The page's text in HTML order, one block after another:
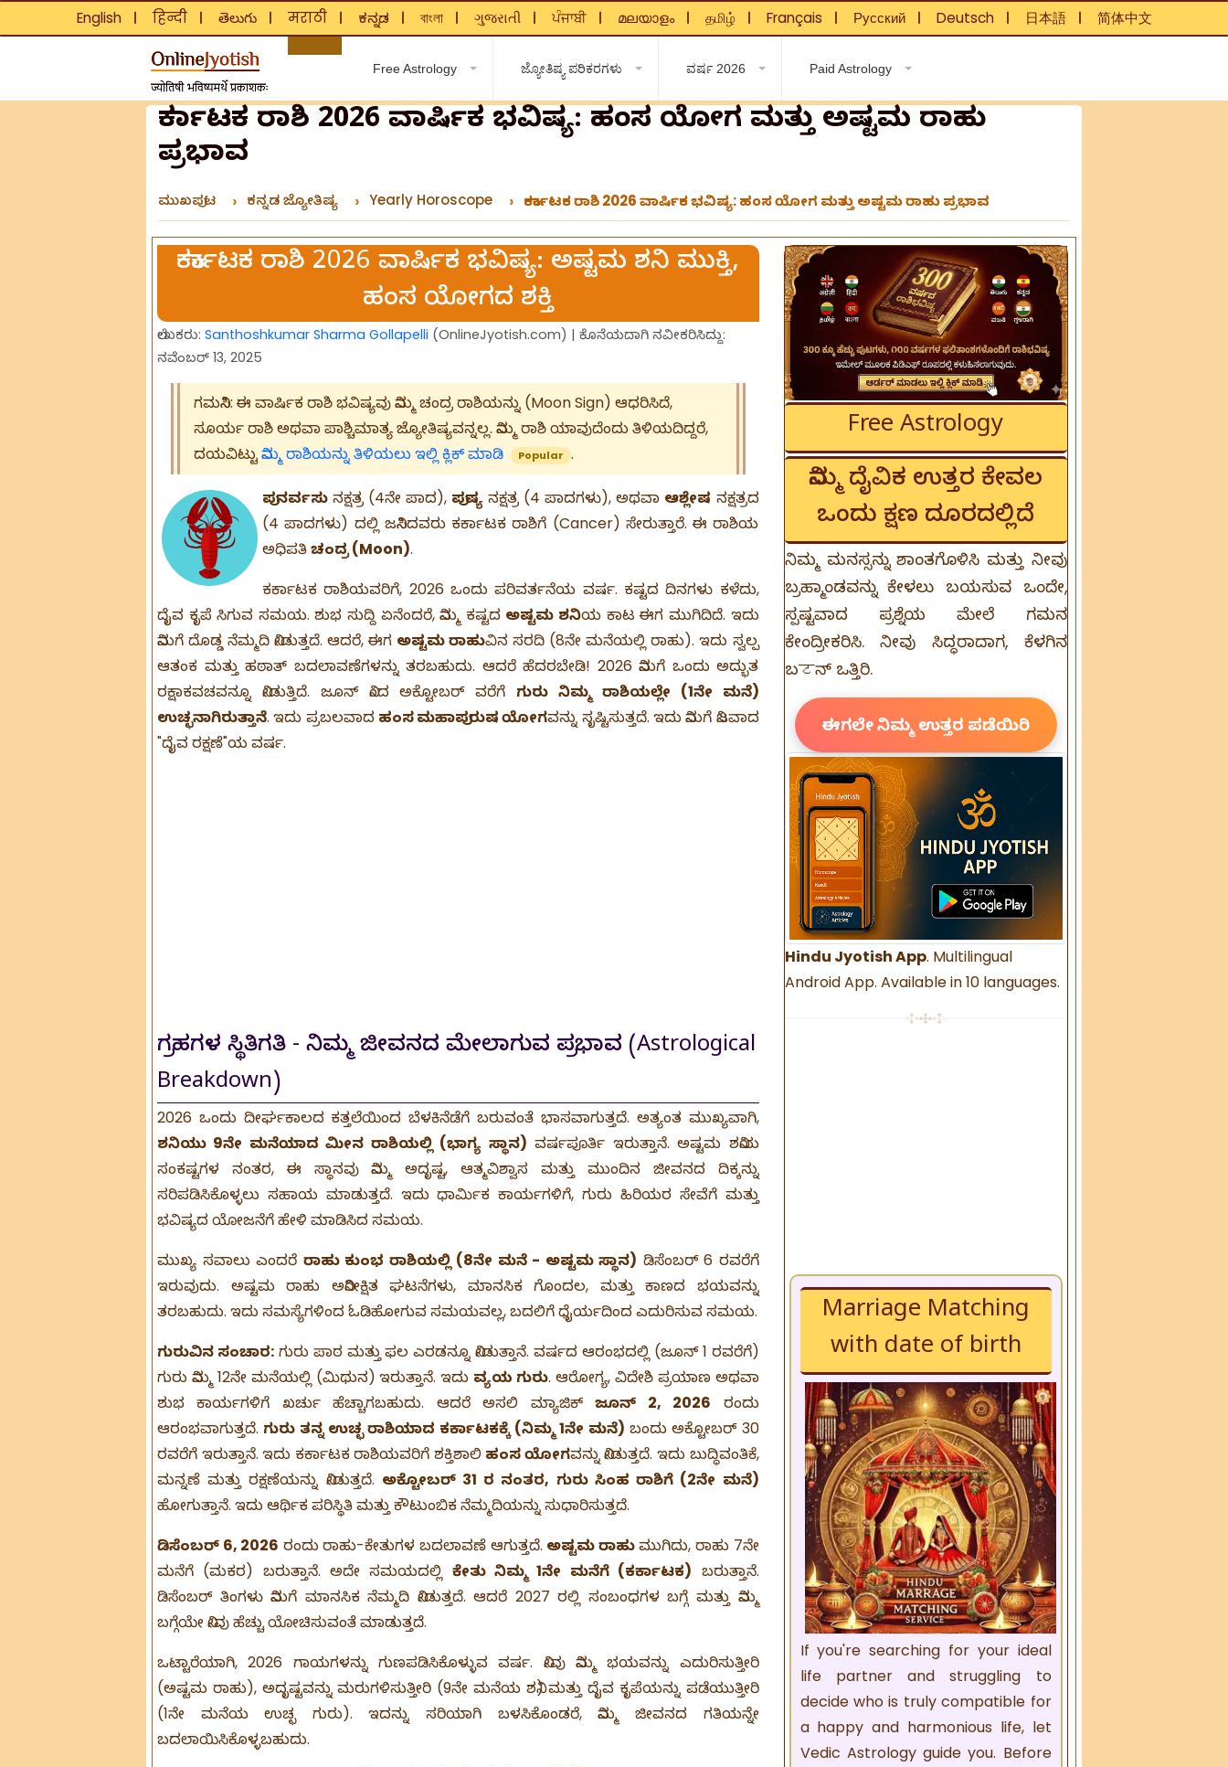
English हिन्दी తెలుగు मराठी ಕನ್ನಡ বাংলা ગુજરાતી ਪੰਜਾਬੀ മലയാളം தமிழ் Français Русский Deutsch 日本語 简体中文
Free Astrology ಜ್ಯೋತಿಷ್ಯ ಪರಿಕರಗಳು ವರ್ಷ 2026 Paid Astrology
ಕರ್ಕಾಟಕ ರಾಶಿ 2026 ವಾರ್ಷಿಕ ಭವಿಷ್ಯ: ಹಂಸ ಯೋಗ ಮತ್ತು ಅಷ್ಟಮ ರಾಹು
ಪ್ರಭಾವ
ಮುಖಪುಟ ಕನ್ನಡ ಜ್ಯೋತಿಷ್ಯ Yearly Horoscope ಕರ್ಕಾಟಕ ರಾಶಿ 2026 ವಾರ್ಷಿಕ ಭವಿಷ್ಯ: ಹಂಸ ಯೋಗ ಮತ್ತು ಅಷ್ಟಮ ರಾಹು ಪ್ರಭಾವ
ಕರ್ಕಾಟಕ ರಾಶಿ 2026 ವಾರ್ಷಿಕ ಭವಿಷ್ಯ: ಅಷ್ಟಮ ಶನಿ ಮುಕ್ತಿ,
ಹಂಸ ಯೋಗದ ಶಕ್ತಿ
ಲೇಖಕರು: Santhoshkumar Sharma Gollapelli (OnlineJyotish.com) | ಕೊನೆಯದಾಗಿ ನವೀಕರಿಸಿದ್ದು:
ನವೆಂಬರ್ 13, 2025
ಗಮನಿಸಿ: ಈ ವಾರ್ಷಿಕ ರಾಶಿ ಭವಿಷ್ಯವು ನಿಮ್ಮ ಚಂದ್ರ ರಾಶಿಯನ್ನು (Moon Sign) ಆಧರಿಸಿದೆ,
ಸೂರ್ಯ ರಾಶಿ ಅಥವಾ ಪಾಶ್ಚಿಮಾತ್ಯ ಜ್ಯೋತಿಷ್ಯವನ್ನಲ್ಲ. ನಿಮ್ಮ ರಾಶಿ ಯಾವುದೆಂದು ತಿಳಿಯದಿದ್ದರೆ,
ದಯವಿಟ್ಟುನಿಮ್ಮ ರಾಶಿಯನ್ನು ತಿಳಿಯಲು ಇಲ್ಲಿ ಕ್ಲಿಕ್ ಮಾಡಿ Popular .
ಪುನರ್ವಸು ನಕ್ಷತ್ರ (4ನೇ ಪಾದ), ಪುಷ್ಯ ನಕ್ಷತ್ರ (4 ಪಾದಗಳು), ಅಥವಾ ಆಶ್ಲೇಷ ನಕ್ಷತ್ರದ
(4 ಪಾದಗಳು) ದಲ್ಲಿ ಜನಿಸಿದವರು ಕರ್ಕಾಟಕ ರಾಶಿಗೆ (Cancer) ಸೇರುತ್ತಾರೆ. ಈ ರಾಶಿಯ
ಅಧಿಪತಿಚಂದ್ರ (Moon).
ಕರ್ಕಾಟಕ ರಾಶಿಯವರಿಗೆ, 2026 ಒಂದು ಪರಿವರ್ತನೆಯ ವರ್ಷ. ಕಷ್ಟದ ದಿನಗಳು ಕಳೆದು,
ದೈವ ಕೃಪೆ ಸಿಗುವ ಸಮಯ. ಶುಭ ಸುದ್ದಿ ಏನೆಂದರೆ, ನಿಮ್ಮ ಕಷ್ಟದ ಅಷ್ಟಮ ಶನಿಯ ಕಾಟ ಈಗ ಮುಗಿದಿದೆ. ಇದು
ನಿಮಗೆ ದೊಡ್ಡ ನೆಮ್ಮದಿ ನೀಡುತ್ತದೆ. ಆದರೆ, ಈಗ ಅಷ್ಟಮ ರಾಹುವಿನ ಸರದಿ (8ನೇ ಮನೆಯಲ್ಲಿ ರಾಹು). ಇದು ಸ್ವಲ್ಪ
ಆತಂಕ ಮತ್ತು ಹಠಾತ್ ಬದಲಾವಣೆಗಳನ್ನು ತರಬಹುದು. ಆದರೆ ಹೆದರಬೇಡಿ! 2026 ನಿಮಗೆ ಒಂದು ಅದ್ಭುತ
ರಕ್ಷಾಕವಚವನ್ನೂ ನೀಡುತ್ತಿದೆ. ಜೂನ್ ನಿಂದ ಅಕ್ಟೋಬರ್ ವರೆಗೆ ಗುರು ನಿಮ್ಮ ರಾಶಿಯಲ್ಲೇ (1ನೇ ಮನೆ)
ಉಚ್ಛನಾಗಿರುತ್ತಾನೆ. ಇದು ಪ್ರಬಲವಾದ ಹಂಸ ಮಹಾಪುರುಷ ಯೋಗವನ್ನು ಸೃಷ್ಟಿಸುತ್ತದೆ. ಇದು ನಿಮಗೆ ನಿಜವಾದ
"ದೈವ ರಕ್ಷಣೆ"ಯ ವರ್ಷ.
ಗ್ರಹಗಳ ಸ್ಥಿತಿಗತಿ - ನಿಮ್ಮ ಜೀವನದ ಮೇಲಾಗುವ ಪ್ರಭಾವ (Astrological
Breakdown)
2026 ಒಂದು ದೀರ್ಘಕಾಲದ ಕತ್ತಲೆಯಿಂದ ಬೆಳಕಿನೆಡೆಗೆ ಬರುವಂತೆ ಭಾಸವಾಗುತ್ತದೆ. ಅತ್ಯಂತ ಮುಖ್ಯವಾಗಿ,
ಶನಿಯು 9ನೇ ಮನೆಯಾದ ಮೀನ ರಾಶಿಯಲ್ಲಿ (ಭಾಗ್ಯ ಸ್ಥಾನ) ವರ್ಷಪೂರ್ತಿ ಇರುತ್ತಾನೆ. ಅಷ್ಟಮ ಶನಿಯ
ಸಂಕಷ್ಟಗಳ ನಂತರ, ಈ ಸ್ಥಾನವು ನಿಮ್ಮ ಅದೃಷ್ಟ, ಆತ್ಮವಿಶ್ವಾಸ ಮತ್ತು ಮುಂದಿನ ಜೀವನದ ದಿಕ್ಕನ್ನು
ಸರಿಪಡಿಸಿಕೊಳ್ಳಲು ಸಹಾಯ ಮಾಡುತ್ತದೆ. ಇದು ಧಾರ್ಮಿಕ ಕಾರ್ಯಗಳಿಗೆ, ಗುರು ಹಿರಿಯರ ಸೇವೆಗೆ ಮತ್ತು
ಭವಿಷ್ಯದ ಯೋಜನೆಗೆ ಹೇಳಿ ಮಾಡಿಸಿದ ಸಮಯ.
ಮುಖ್ಯ ಸವಾಲು ಎಂದರೆ ರಾಹು ಕುಂಭ ರಾಶಿಯಲ್ಲಿ (8ನೇ ಮನೆ - ಅಷ್ಟಮ ಸ್ಥಾನ) ಡಿಸೆಂಬರ್ 6 ರವರೆಗೆ
ಇರುವುದು. ಅಷ್ಟಮ ರಾಹು ಅನಿರೀಕ್ಷಿತ ಘಟನೆಗಳು, ಮಾನಸಿಕ ಗೊಂದಲ, ಮತ್ತು ಕಾಣದ ಭಯವನ್ನು
ತರಬಹುದು. ಇದು ಸಮಸ್ಯೆಗಳಿಂದ ಓಡಿಹೋಗುವ ಸಮಯವಲ್ಲ, ಬದಲಿಗೆ ಧೈರ್ಯದಿಂದ ಎದುರಿಸುವ ಸಮಯ.
ಗುರುವಿನ ಸಂಚಾರ:ಗುರು ಪಾಠ ಮತ್ತು ಫಲ ಎರಡನ್ನೂ ನೀಡುತ್ತಾನೆ. ವರ್ಷದ ಆರಂಭದಲ್ಲಿ (ಜೂನ್ 1 ರವರೆಗೆ)
ಗುರು ನಿಮ್ಮ 12ನೇ ಮನೆಯಲ್ಲಿ (ಮಿಥುನ) ಇರುತ್ತಾನೆ. ಇದು ವ್ಯಯ ಗುರು. ಆರೋಗ್ಯ, ವಿದೇಶಿ ಪ್ರಯಾಣ ಅಥವಾ
ಶುಭ ಕಾರ್ಯಗಳಿಗೆ ಖರ್ಚು ಹೆಚ್ಚಾಗಬಹುದು. ಆದರೆ ಅಸಲಿ ಮ್ಯಾಜಿಕ್ಜೂನ್ 2, 2026 ರಂದು
ಆರಂಭವಾಗುತ್ತದೆ. ಗುರು ತನ್ನ ಉಚ್ಛ ರಾಶಿಯಾದ ಕರ್ಕಾಟಕಕ್ಕೆ (ನಿಮ್ಮ 1ನೇ ಮನೆ) ಬಂದು ಅಕ್ಟೋಬರ್ 30
ರವರೆಗೆ ಇರುತ್ತಾನೆ. ಇದು ಕರ್ಕಾಟಕ ರಾಶಿಯವರಿಗೆ ಶಕ್ತಿಶಾಲಿ ಹಂಸ ಯೋಗವನ್ನು ನೀಡುತ್ತದೆ. ಇದು ಬುದ್ಧಿವಂತಿಕೆ,
ಮನ್ನಣೆ ಮತ್ತು ರಕ್ಷಣೆಯನ್ನು ನೀಡುತ್ತದೆ. ಅಕ್ಟೋಬರ್ 31 ರ ನಂತರ, ಗುರು ಸಿಂಹ ರಾಶಿಗೆ (2ನೇ ಮನೆ)
ಹೋಗುತ್ತಾನೆ. ಇದು ಆರ್ಥಿಕ ಪರಿಸ್ಥಿತಿ ಮತ್ತು ಕೌಟುಂಬಿಕ ನೆಮ್ಮದಿಯನ್ನು ಸುಧಾರಿಸುತ್ತದೆ.
ಡಿಸೆಂಬರ್ 6, 2026 ರಂದು ರಾಹು-ಕೇತುಗಳ ಬದಲಾವಣೆ ಆಗುತ್ತದೆ. ಅಷ್ಟಮ ರಾಹುಮುಗಿದು, ರಾಹು 7ನೇ
ಮನೆಗೆ (ಮಕರ) ಬರುತ್ತಾನೆ. ಅದೇ ಸಮಯದಲ್ಲಿ ಕೇತು ನಿಮ್ಮ 1ನೇ ಮನೆಗೆ (ಕರ್ಕಾಟಕ) ಬರುತ್ತಾನೆ.
ಡಿಸೆಂಬರ್ ತಿಂಗಳು ನಿಮಗೆ ಮಾನಸಿಕ ನೆಮ್ಮದಿ ನೀಡುತ್ತದೆ. ಆದರೆ 2027 ರಲ್ಲಿ ಸಂಬಂಧಗಳ ಬಗ್ಗೆ ಮತ್ತು ನಿಮ್ಮ
ಬಗ್ಗೆಯೇ ನೀವು ಹೆಚ್ಚು ಯೋಚಿಸುವಂತೆ ಮಾಡುತ್ತದೆ.
ಒಟ್ಟಾರೆಯಾಗಿ, 2026 ಗಾಯಗಳನ್ನು ಗುಣಪಡಿಸಿಕೊಳ್ಳುವ ವರ್ಷ. ನೀವು ನಿಮ್ಮ ಭಯವನ್ನು ಎದುರಿಸುತ್ತೀರಿ
(ಅಷ್ಟಮ ರಾಹು), ಅದೃಷ್ಟವನ್ನು ಮರುಗಳಿಸುತ್ತೀರಿ (9ನೇ ಮನೆಯ ಶನಿ) ಮತ್ತು ದೈವ ಕೃಪೆಯನ್ನು ಪಡೆಯುತ್ತೀರಿ
(1ನೇ ಮನೆಯ ಉಚ್ಛ ಗುರು). ಇದನ್ನು ಸರಿಯಾಗಿ ಬಳಸಿಕೊಂಡರೆ, ನಿಮ್ಮ ಜೀವನದ ಗತಿಯನ್ನೇ
ಬದಲಾಯಿಸಿಕೊಳ್ಳಬಹುದು.
Free Astrology
ನಿಮ್ಮ ದೈವಿಕ ಉತ್ತರ ಕೇವಲ
ಒಂದು ಕ್ಷಣ ದೂರದಲ್ಲಿದೆ
ನಿಮ್ಮ ಮನಸ್ಸನ್ನು ಶಾಂತಗೊಳಿಸಿ ಮತ್ತು ನೀವು
ಬ್ರಹ್ಮಾಂಡವನ್ನು ಕೇಳಲು ಬಯಸುವ ಒಂದೇ,
ಸ್ಪಷ್ಟವಾದ ಪ್ರಶ್ನೆಯ ಮೇಲೆ ಗಮನ
ಕೇಂದ್ರೀಕರಿಸಿ. ನೀವು ಸಿದ್ಧರಾದಾಗ, ಕೆಳಗಿನ
ಬਟನ್ ಒತ್ತಿರಿ.
ಈಗಲೇ ನಿಮ್ಮ ಉತ್ತರ ಪಡೆಯಿರಿ
Hindu Jyotish App. Multilingual
Android App. Available in 10 languages.
Marriage Matching
with date of birth
If you're searching for your ideal
life partner and struggling to
decide who is truly compatible for
a happy and harmonious life, let
Vedic Astrology guide you. Before